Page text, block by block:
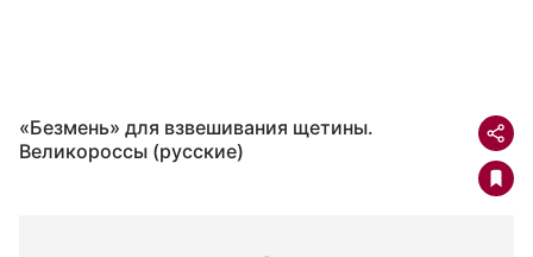
«Безмень» для взвешивания щетины.
Великороссы (русские)